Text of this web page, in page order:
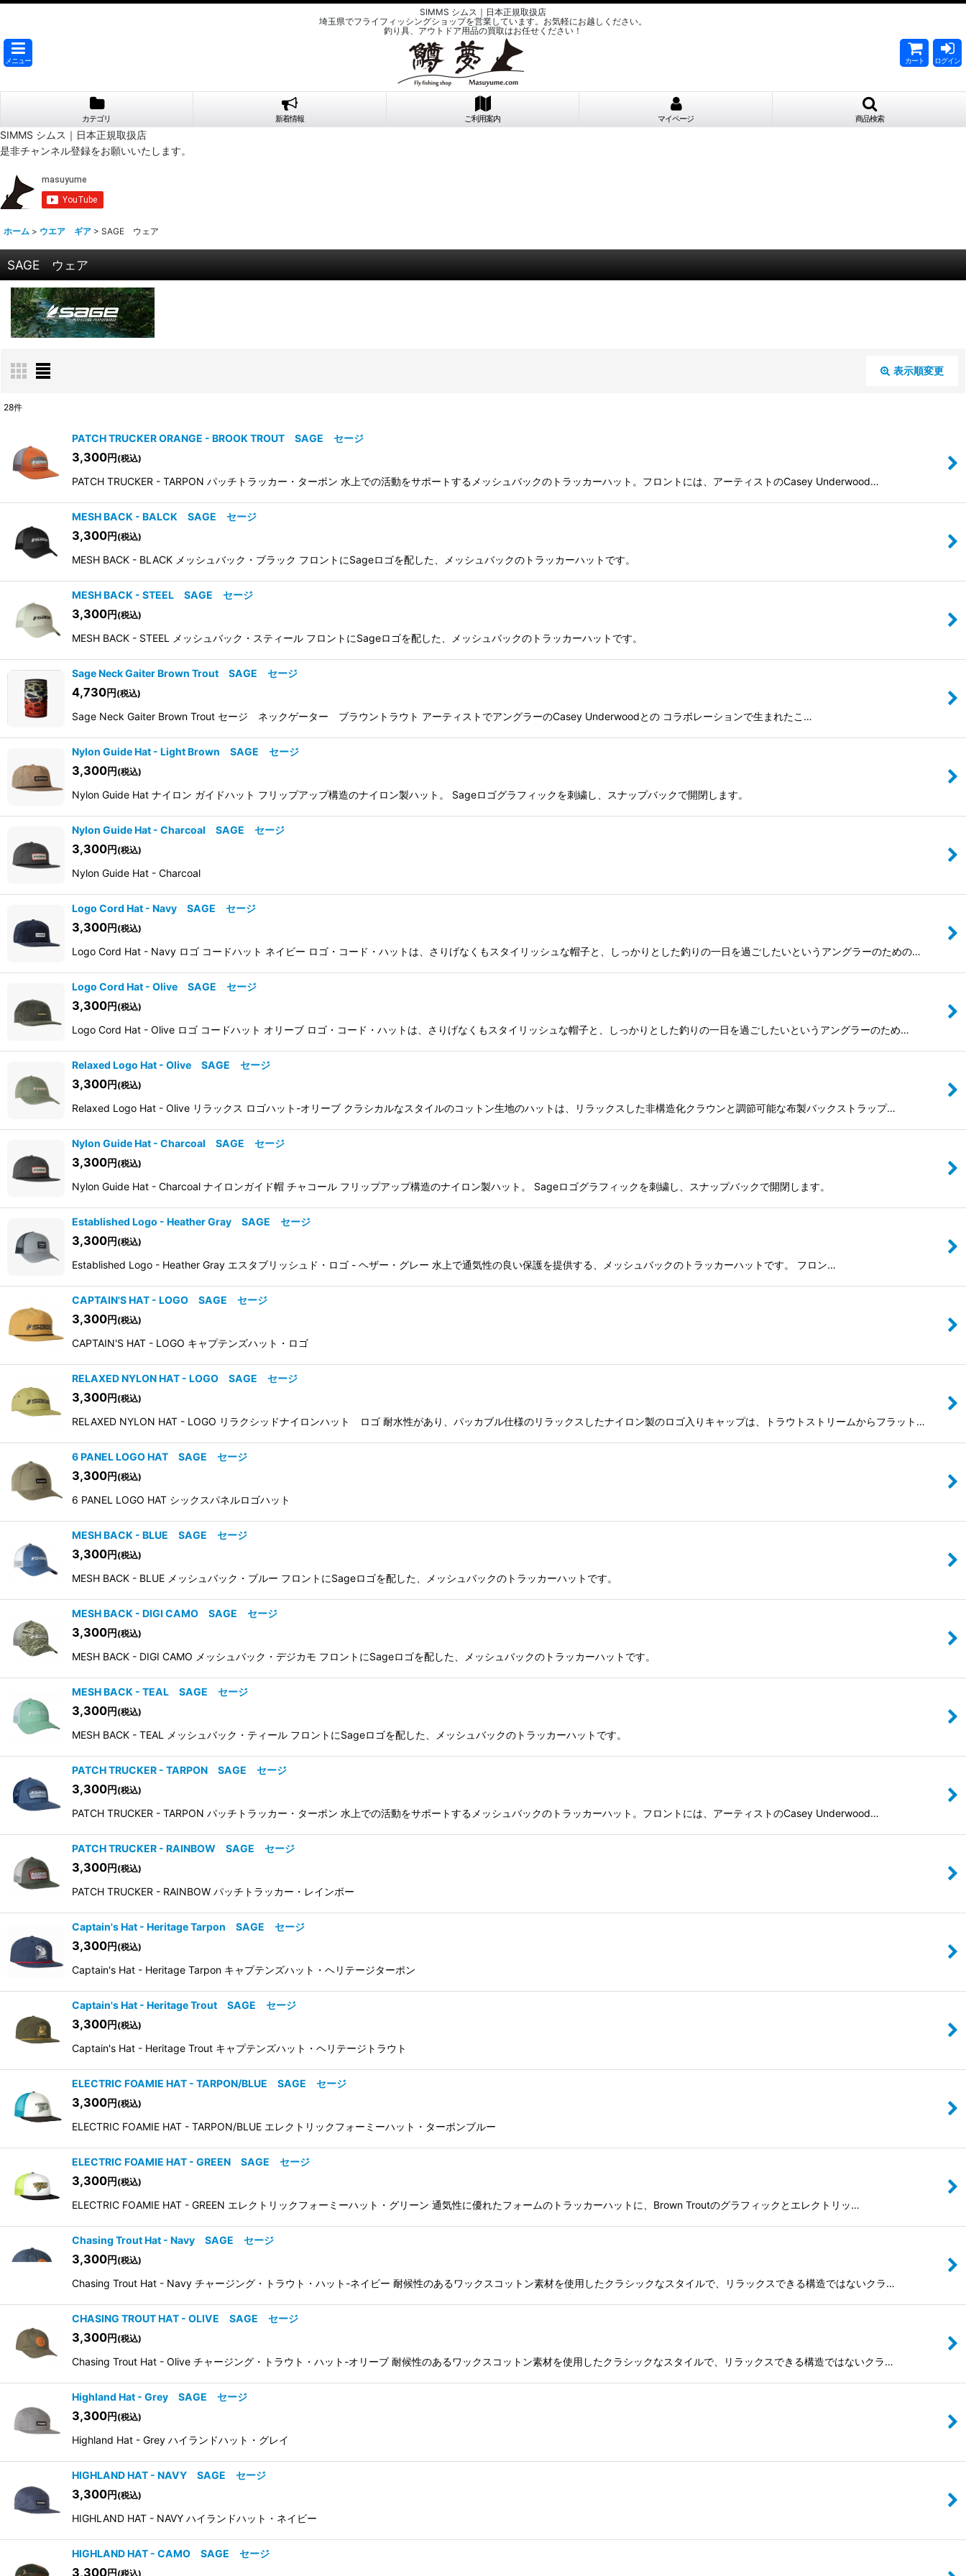
SIMMS シムス｜日本正規取扱店
埼玉県でフライフィッシングショップを営業しています。お気軽にお越しください。
釣り具、アウトドア用品の買取はお任せください！
メニュー カート ログイン
カテゴリ 新着情報 ご利用案内 マイページ 商品検索
SIMMS シムス｜日本正規取扱店
是非チャンネル登録をお願いいたします。
ホーム > ウエア ギア > SAGE ウェア
SAGE ウェア
表示順変更
並び順:
28件
PATCH TRUCKER ORANGE - BROOK TROUT SAGE セージ
3,300円(税込)
PATCH TRUCKER - TARPON パッチトラッカー・ターポン 水上での活動をサポートするメッシュバックのトラッカーハット。フロントには、アーティストのCasey Underwood…
MESH BACK - BALCK SAGE セージ
3,300円(税込)
MESH BACK - BLACK メッシュバック・ブラック フロントにSageロゴを配した、メッシュバックのトラッカーハットです。
MESH BACK - STEEL SAGE セージ
3,300円(税込)
MESH BACK - STEEL メッシュバック・スティール フロントにSageロゴを配した、メッシュバックのトラッカーハットです。
Sage Neck Gaiter Brown Trout SAGE セージ
4,730円(税込)
Sage Neck Gaiter Brown Trout セージ ネックゲーター ブラウントラウト アーティストでアングラーのCasey Underwoodとの コラボレーションで生まれたこ…
Nylon Guide Hat - Light Brown SAGE セージ
3,300円(税込)
Nylon Guide Hat ナイロン ガイドハット フリップアップ構造のナイロン製ハット。 Sageロゴグラフィックを刺繍し、スナップバックで開閉します。
Nylon Guide Hat - Charcoal SAGE セージ
3,300円(税込)
Nylon Guide Hat - Charcoal
Logo Cord Hat - Navy SAGE セージ
3,300円(税込)
Logo Cord Hat - Navy ロゴ コードハット ネイビー ロゴ・コード・ハットは、さりげなくもスタイリッシュな帽子と、しっかりとした釣りの一日を過ごしたいというアングラーのための…
Logo Cord Hat - Olive SAGE セージ
3,300円(税込)
Logo Cord Hat - Olive ロゴ コードハット オリーブ ロゴ・コード・ハットは、さりげなくもスタイリッシュな帽子と、しっかりとした釣りの一日を過ごしたいというアングラーのため…
Relaxed Logo Hat - Olive SAGE セージ
3,300円(税込)
Relaxed Logo Hat - Olive リラックス ロゴハット-オリーブ クラシカルなスタイルのコットン生地のハットは、リラックスした非構造化クラウンと調節可能な布製バックストラップ…
Nylon Guide Hat - Charcoal SAGE セージ
3,300円(税込)
Nylon Guide Hat - Charcoal ナイロンガイド帽 チャコール フリップアップ構造のナイロン製ハット。 Sageロゴグラフィックを刺繍し、スナップバックで開閉します。
Established Logo - Heather Gray SAGE セージ
3,300円(税込)
Established Logo - Heather Gray エスタブリッシュド・ロゴ - ヘザー・グレー 水上で通気性の良い保護を提供する、メッシュバックのトラッカーハットです。 フロン…
CAPTAIN'S HAT - LOGO SAGE セージ
3,300円(税込)
CAPTAIN'S HAT - LOGO キャプテンズハット・ロゴ
RELAXED NYLON HAT - LOGO SAGE セージ
3,300円(税込)
RELAXED NYLON HAT - LOGO リラクシッドナイロンハット ロゴ 耐水性があり、パッカブル仕様のリラックスしたナイロン製のロゴ入りキャップは、トラウトストリームからフラット…
6 PANEL LOGO HAT SAGE セージ
3,300円(税込)
6 PANEL LOGO HAT シックスパネルロゴハット
MESH BACK - BLUE SAGE セージ
3,300円(税込)
MESH BACK - BLUE メッシュバック・ブルー フロントにSageロゴを配した、メッシュバックのトラッカーハットです。
MESH BACK - DIGI CAMO SAGE セージ
3,300円(税込)
MESH BACK - DIGI CAMO メッシュバック・デジカモ フロントにSageロゴを配した、メッシュバックのトラッカーハットです。
MESH BACK - TEAL SAGE セージ
3,300円(税込)
MESH BACK - TEAL メッシュバック・ティール フロントにSageロゴを配した、メッシュバックのトラッカーハットです。
PATCH TRUCKER - TARPON SAGE セージ
3,300円(税込)
PATCH TRUCKER - TARPON パッチトラッカー・ターポン 水上での活動をサポートするメッシュバックのトラッカーハット。フロントには、アーティストのCasey Underwood…
PATCH TRUCKER - RAINBOW SAGE セージ
3,300円(税込)
PATCH TRUCKER - RAINBOW パッチトラッカー・レインボー
Captain's Hat - Heritage Tarpon SAGE セージ
3,300円(税込)
Captain's Hat - Heritage Tarpon キャプテンズハット・ヘリテージターポン
Captain's Hat - Heritage Trout SAGE セージ
3,300円(税込)
Captain's Hat - Heritage Trout キャプテンズハット・ヘリテージトラウト
ELECTRIC FOAMIE HAT - TARPON/BLUE SAGE セージ
3,300円(税込)
ELECTRIC FOAMIE HAT - TARPON/BLUE エレクトリックフォーミーハット・ターポンブルー
ELECTRIC FOAMIE HAT - GREEN SAGE セージ
3,300円(税込)
ELECTRIC FOAMIE HAT - GREEN エレクトリックフォーミーハット・グリーン 通気性に優れたフォームのトラッカーハットに、Brown Troutのグラフィックとエレクトリッ…
Chasing Trout Hat - Navy SAGE セージ
3,300円(税込)
Chasing Trout Hat - Navy チャージング・トラウト・ハット-ネイビー 耐候性のあるワックスコットン素材を使用したクラシックなスタイルで、リラックスできる構造ではないクラ…
CHASING TROUT HAT - OLIVE SAGE セージ
3,300円(税込)
Chasing Trout Hat - Olive チャージング・トラウト・ハット-オリーブ 耐候性のあるワックスコットン素材を使用したクラシックなスタイルで、リラックスできる構造ではないクラ…
Highland Hat - Grey SAGE セージ
3,300円(税込)
Highland Hat - Grey ハイランドハット・グレイ
HIGHLAND HAT - NAVY SAGE セージ
3,300円(税込)
HIGHLAND HAT - NAVY ハイランドハット・ネイビー
HIGHLAND HAT - CAMO SAGE セージ
3,300円(税込)